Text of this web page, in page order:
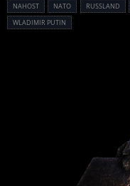
NAHOST
NATO RUSSLAND
WLADIMIR PUTIN